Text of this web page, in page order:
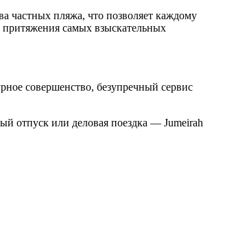
частных пляжа, что позволяет каждому
притяжения самых взыскательных
совершенство, безупречный сервис
отпуск или деловая поездка — Jumeirah